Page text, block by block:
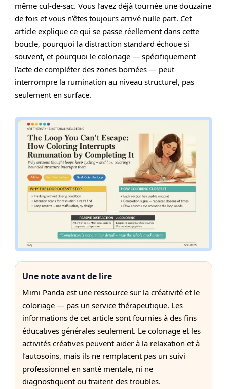
même cul-de-sac. Vous l’avez déjà tournée une douzaine
de fois et vous n’êtes toujours arrivé nulle part. Cet
article explique ce qui se passe réellement dans cette
boucle, pourquoi la distraction standard échoue si
souvent, et pourquoi le coloriage — spécifiquement
l’acte de compléter des zones bornées — peut
interrompre la rumination au niveau structurel, pas
seulement en surface.
Une note avant de lire
Mimi Panda est une ressource sur la créativité et le
coloriage — pas un service thérapeutique. Les
informations de cet article sont fournies à des fins
éducatives générales seulement. Le coloriage et les
activités créatives peuvent aider à la relaxation et à
l’autosoins, mais ils ne remplacent pas un suivi
professionnel en santé mentale, ni ne
diagnostiquent ou traitent des troubles.